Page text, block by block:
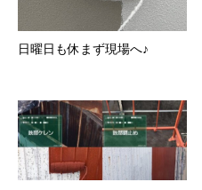
日曜日も休まず現場へ♪